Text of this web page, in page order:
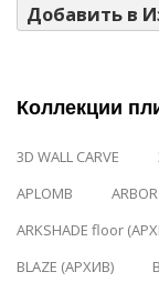
Добавить в
Коллекции
3D WALL CARVE
APLOMB
ARKSHADE floor
BLAZE (АРХИВ)